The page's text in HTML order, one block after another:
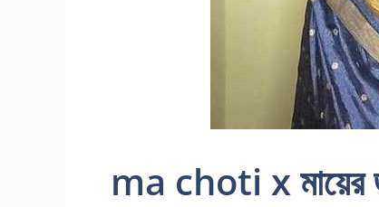
ma choti x মায়ের